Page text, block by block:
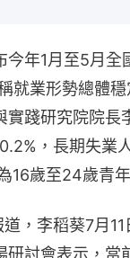
今年1月至5月全
就業形勢總體
實踐研究院院長
，長期失業
16歲至24歲青年
，李稻葵7月
研討會表示，當